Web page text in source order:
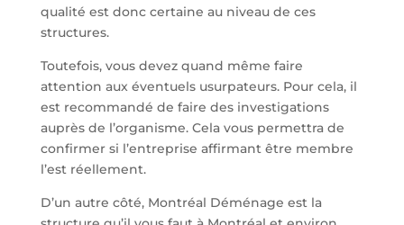
qualité est donc certaine au niveau de ces
structures.
Toutefois, vous devez quand même faire
attention aux éventuels usurpateurs. Pour cela, il
est recommandé de faire des investigations
auprès de l’organisme. Cela vous permettra de
confirmer si l’entreprise affirmant être membre
l’est réellement.
D’un autre côté, Montréal Déménage est la